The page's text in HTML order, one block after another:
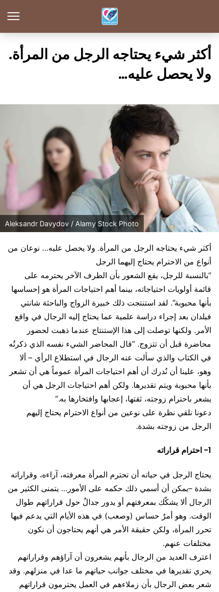
أكثر شيء يحتاجه الرجل من المرأة.
ولا يحصل عليه…
Aleksandr Davydov / Alamy Stock Photo
أكثر شيء يحتاجه الرجل من المرأة. ولا يحصل عليه… نوعان من
أنواع من الاحترام يحتاج إليهما الرجل
“بالنسبة للرجل، يقع الشعور بأن الطرف الآخر يحترمه على
قائمة أولويات احتياجاته، بينما أهم احتياجات المرأة هو إحساسها
بأنها محبوبة”. لقد استنتجت ذلك خبيرة الزواج والباحثة شانتي
فيلدان بعد إجراء دراسة علمية عما يحتاج إليه الرجال في واقع
الأمر. ولكنها توصلت إلى هذا الإستنتاج عندما ذهبت لحضور
محاضرة قبل أن تتزوج. “قال المحاضر الشيء نفسه الذي ذكرتُه
في الكتاب والذي سألت عنه الرجال في استطلاع الرأي – ألا
وهو، علينا أن نُدرك أن أهم احتياجات المرأة عموماً هي أن تشعر
بأنها محبوبة ويتم تقديرها. ولكن أهم احتياجات الرجل هي أن
يشعر باحترام زوجته، ثقتها، إعجابها وافتخارها به.”
دعونا نلقي نظرة على نوعين من أنواع الاحترام يحتاج إليهم
الرجل من زوجته بشدة.
1- احترام قراراته
يحتاج الرجل في حياته أن تحترم المرأة معرفته، آراءه، وقراراته
بشدة –يمكن أن أسمي ذلك حكمه على الأمور… يتمنى الكثير من
الرجال ألا يشكّك بمعرفتهم أو يدور جدالٌ حول قراراتهم طوال
الوقت. وهو أمرٌ حساس (وصعب) في هذه الأيام التي يدعم فيها
تحرر المرأة، ولكن حقيقة الأمر هي أنهم يحتاجون أن نكون
مختلفات عنهم.
اعترف العديد من الرجال بأنهم يشعرون أن آراؤهم وقراراتهم
يحري تقديرها في مختلف جوانب حياتهم ما عدا في منزلهم. وقد
شعر بعض الرجال بأن زملاءهم في العمل يحترمون قراراتهم